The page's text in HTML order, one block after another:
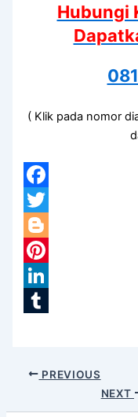
Hubungi
( Klik pada nomor
Facebook
Twitter
Blogger
Pinterest
LinkedIn
PREVIOUS
NEXT